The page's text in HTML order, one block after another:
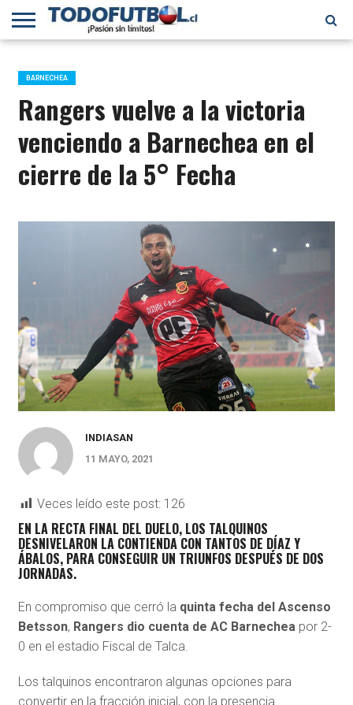
PRIMERA
B
SELECCIÓN
CHILENA
CHILENOS
EN EL
MUNDO
FÚTBOL
INTERNACIONAL
BARNECHEA
Rangers vuelve a la victoria
venciendo a Barnechea en el
cierre de la 5° Fecha
INDIASAN
11 MAYO, 2021
Veces leído este post: 126
EN LA RECTA FINAL DEL DUELO, LOS TALQUINOS
DESNIVELARON LA CONTIENDA CON TANTOS DE DÍAZ Y
ÁBALOS, PARA CONSEGUIR UN TRIUNFOS DESPUÉS DE DOS
JORNADAS.
En compromiso que cerró la quinta fecha del Ascenso
Betsson, Rangers dio cuenta de AC Barnecheapor 2-
0 en el estadio Fiscal de Talca.
Los talquinos encontraron algunas opciones para
convertir en la fracción inicial, con la presencia